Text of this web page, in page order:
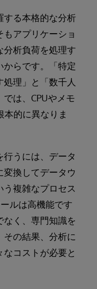
する本格的な分析
アプリケーショ
分析負荷を処理す
からです。「特定
理」と「数千人
は、CPUやメモ
本的に異なりま
うには、データ
変換してデータウ
う複雑なプロセス
ルは高機能です
なく、専門知識を
の結果、分析に
コストが必要と